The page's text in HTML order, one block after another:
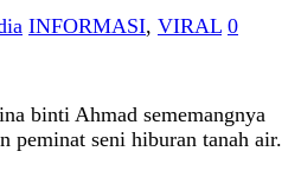
INFORMASI, VIRAL 0
binti Ahmad sememangnya
peminat seni hiburan tanah air.